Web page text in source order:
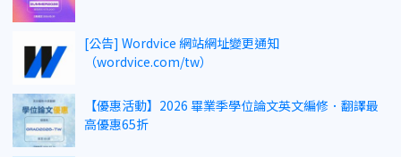
[公告] Wordvice 網站網址變更通知
（wordvice.com/tw）
【優惠活動】2026 畢業季學位論文英文編修．翻譯最
高優惠65折